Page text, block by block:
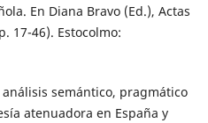
En Diana Bravo (Ed.), Actas
17-46). Estocolmo:
semántico, pragmático
atenuadora en España y